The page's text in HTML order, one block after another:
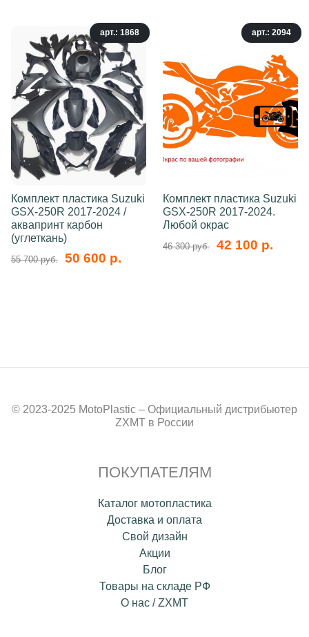
арт.: 1868
Комплект пластика Suzuki
GSX-250R 2017-2024 /
аквапринт карбон
(углеткань)
55 700 руб. 50 600 р.
арт.: 2094
Комплект пластика Suzuki
GSX-250R 2017-2024.
Любой окрас
46 300 руб. 42 100 р.
© 2023-2025 MotoPlastic – Официальный дистрибьютер
ZXMT в России
ПОКУПАТЕЛЯМ
Каталог мотопластика
Доставка и оплата
Свой дизайн
Акции
Блог
Товары на складе РФ
О нас / ZXMT